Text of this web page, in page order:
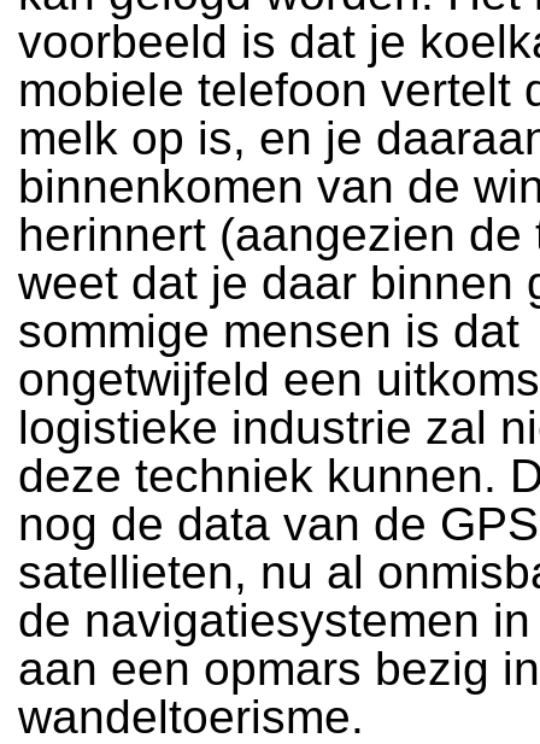
voorbeeld is dat je
mobiele telefoon vertelt
melk op is, en je
binnenkomen van de
herinnert (aangezien de
weet dat je daar binnen
sommige mensen is dat
ongetwijfeld een
logistieke industrie zal
deze techniek kunnen.
nog de data van de
satellieten, nu al
de navigatiesystemen
aan een opmars bezig
wandeltoerisme.